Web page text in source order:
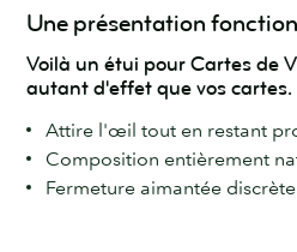
Une présentation
Voilà un étui pour Cartes de
autant d'effet que vos cartes.
Attire l'œil tout en restant
Composition entièrement
Fermeture aimantée discrète